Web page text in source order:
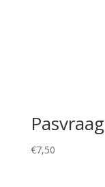
Pasvraag
€7,50